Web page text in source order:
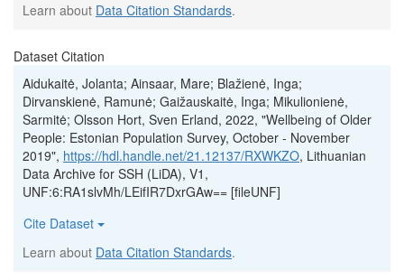
Learn about Data Citation Standards.
Dataset Citation
Aidukaitė, Jolanta; Ainsaar, Mare; Blažienė, Inga;
Dirvanskienė, Ramunė; Gaižauskaitė, Inga; Mikulionienė,
Sarmitė; Olsson Hort, Sven Erland, 2022, "Wellbeing of Older
People: Estonian Population Survey, October - November
2019", https://hdl.handle.net/21.12137/RXWKZO, Lithuanian
Data Archive for SSH (LiDA), V1,
UNF:6:RA1slvMh/LEifIR7DxrGAw== [fileUNF]
Cite Dataset
Learn about Data Citation Standards.